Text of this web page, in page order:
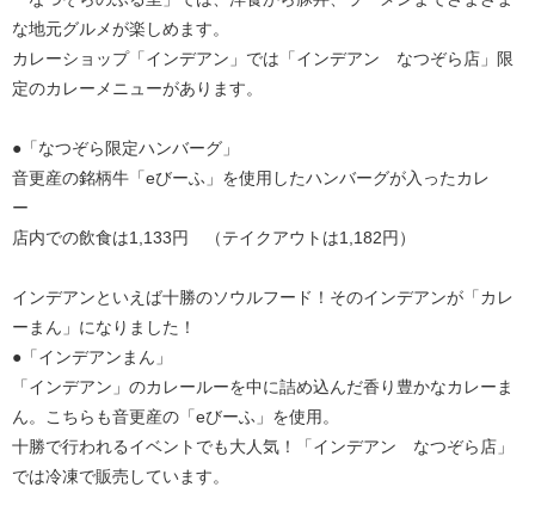
な地元グルメが楽しめます。
カレーショップ「インデアン」では「インデアン なつぞら店」限
定のカレーメニューがあります。
●「なつぞら限定ハンバーグ」
音更産の銘柄牛「eびーふ」を使用したハンバーグが入ったカレ
ー
店内での飲食は1,133円 （テイクアウトは1,182円）
インデアンといえば十勝のソウルフード！そのインデアンが「カレ
ーまん」になりました！
●「インデアンまん」
「インデアン」のカレールーを中に詰め込んだ香り豊かなカレーま
ん。こちらも音更産の「eびーふ」を使用。
十勝で行われるイベントでも大人気！「インデアン なつぞら店」
では冷凍で販売しています。